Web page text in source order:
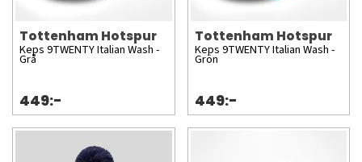
Tottenham Hotspur
Keps 9TWENTY Italian Wash -
Grå
449:-
Tottenham Hotspur
Keps 9TWENTY Italian Wash -
Grön
449:-